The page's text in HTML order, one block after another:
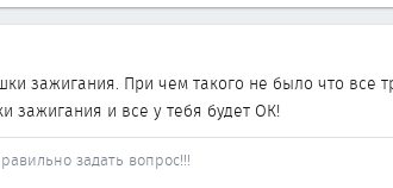
зажигания. При чем такого не было что все
зажигания и все у тебя будет ОК!
задать вопрос!!!